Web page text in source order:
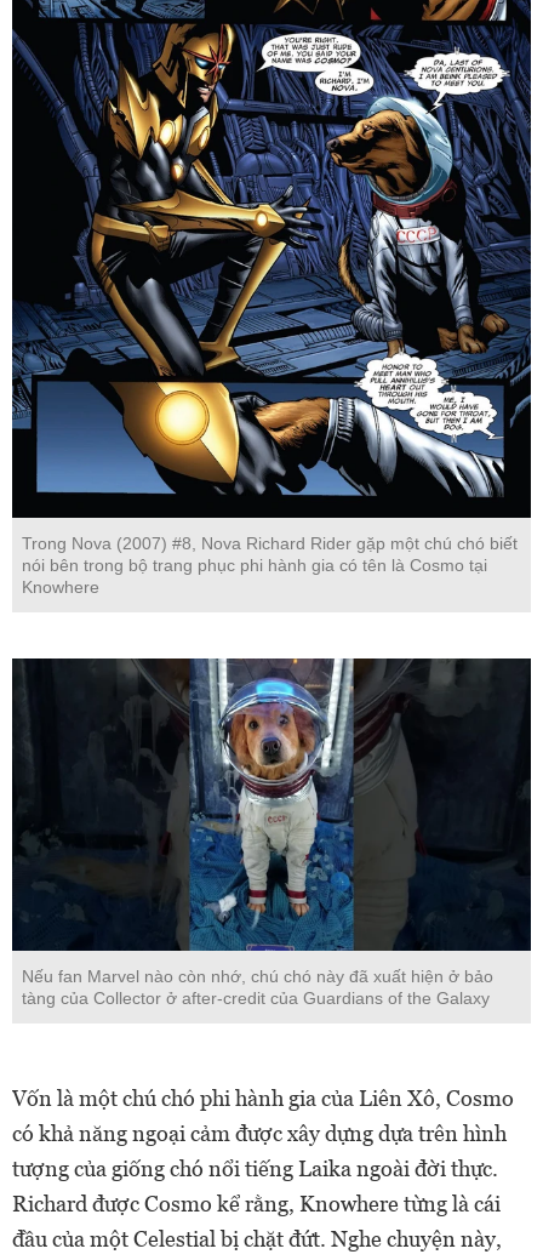
Trong Nova (2007) #8, Nova Richard Rider gặp một chú chó biết
nói bên trong bộ trang phục phi hành gia có tên là Cosmo tại
Knowhere
Nếu fan Marvel nào còn nhớ, chú chó này đã xuất hiện ở bảo
tàng của Collector ở after-credit của Guardians of the Galaxy
Vốn là một chú chó phi hành gia của Liên Xô, Cosmo
có khả năng ngoại cảm được xây dựng dựa trên hình
tượng của giống chó nổi tiếng Laika ngoài đời thực.
Richard được Cosmo kể rằng, Knowhere từng là cái
đầu của một Celestial bị chặt đứt. Nghe chuyện này,